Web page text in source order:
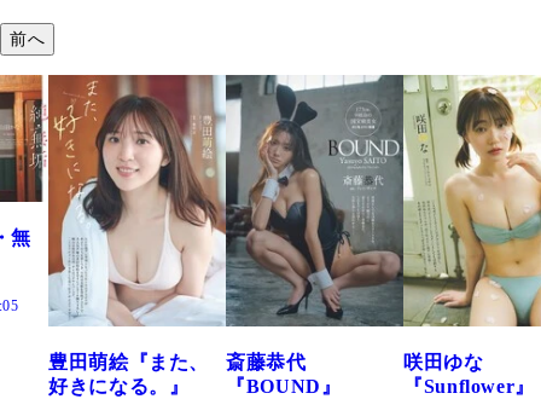
前へ
斎藤恭代
『BOUND』
咲田ゆな
『Sunflower』
藤水咲桜『花
だまり』